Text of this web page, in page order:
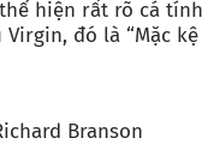
hiện rất rõ cá tính
đó là “Mặc kệ
Branson